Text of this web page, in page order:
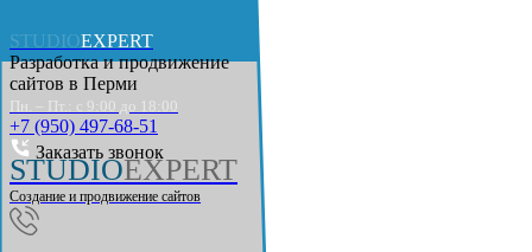
STUDIOEXPERT
Разработка и продвижение
сайтов в Перми
Пн. – Пт.: с 9:00 до 18:00
+7 (950) 497-68-51
Заказать звонок
STUDIOEXPERT
Создание и продвижение сайтов